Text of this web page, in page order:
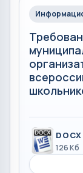
DOCX
126 Кб